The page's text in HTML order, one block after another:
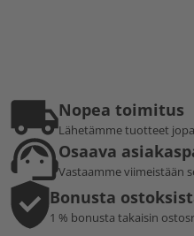
Nopea toimitus
Lähetämme tuotteet
Osaava
Vastaamme viimeistään
Bonusta
1 % bonusta takaisin